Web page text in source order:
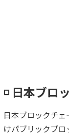
◽️ 日本ブロ
日本ブロックチ
けパブリックブロ